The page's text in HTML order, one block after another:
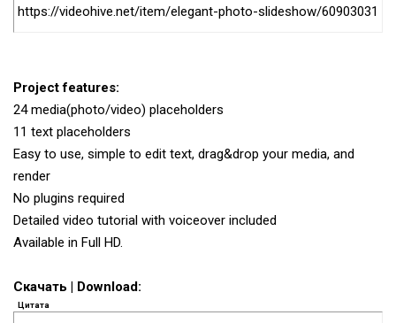
https://videohive.net/item/elegant-photo-slideshow/60903031
Project features:
24 media(photo/video) placeholders
11 text placeholders
Easy to use, simple to edit text, drag&drop your media, and
render
No plugins required
Detailed video tutorial with voiceover included
Available in Full HD.
Скачать | Download:
Цитата